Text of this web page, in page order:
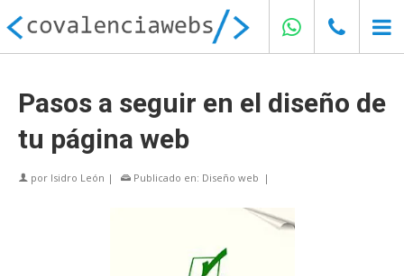
Pasos a seguir en el diseño de
tu página web
por Isidro León | Publicado en: Diseño web |